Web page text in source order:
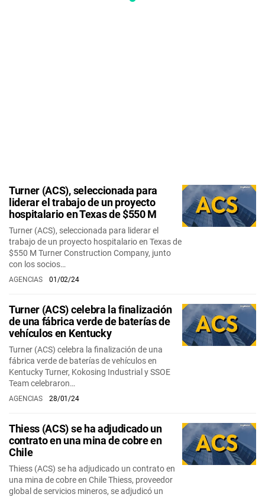
Turner (ACS), seleccionada para
liderar el trabajo de un proyecto
hospitalario en Texas de $550 M
Turner (ACS), seleccionada para liderar el
trabajo de un proyecto hospitalario en Texas de
$550 M Turner Construction Company, junto
con los socios…
AGENCIAS 01/02/24
Turner (ACS) celebra la finalización
de una fábrica verde de baterías de
vehículos en Kentucky
Turner (ACS) celebra la finalización de una
fábrica verde de baterías de vehículos en
Kentucky Turner, Kokosing Industrial y SSOE
Team celebraron…
AGENCIAS 28/01/24
Thiess (ACS) se ha adjudicado un
contrato en una mina de cobre en
Chile
Thiess (ACS) se ha adjudicado un contrato en
una mina de cobre en Chile Thiess, proveedor
global de servicios mineros, se adjudicó un